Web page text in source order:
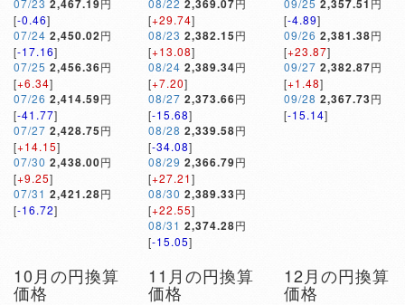
07/23 2,467.19円
[-0.46]
07/24 2,450.02円
[-17.16]
07/25 2,456.36円
[+6.34]
07/26 2,414.59円
[-41.77]
07/27 2,428.75円
[+14.15]
07/30 2,438.00円
[+9.25]
07/31 2,421.28円
[-16.72]
08/22 2,369.07円
[+29.74]
08/23 2,382.15円
[+13.08]
08/24 2,389.34円
[+7.20]
08/27 2,373.66円
[-15.68]
08/28 2,339.58円
[-34.08]
08/29 2,366.79円
[+27.21]
08/30 2,389.33円
[+22.55]
08/31 2,374.28円
[-15.05]
09/25 2,357.51 円
[-4.89]
09/26 2,381.38円
[+23.87]
09/27 2,382.87円
[+1.48]
09/28 2,367.73円
[-15.14]
10月の円換算
価格
11月の円換算
価格
12月の円換算
価格